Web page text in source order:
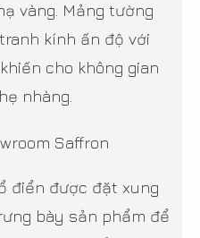
vàng. Mảng tường
kính ấn độ với
cho không gian
nhàng.
điển được đặt xung
bày sản phẩm để